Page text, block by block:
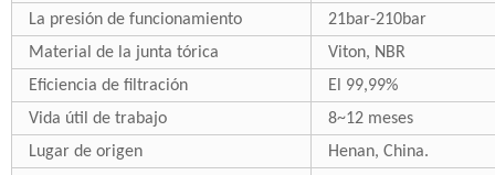
La presión de funcionamiento
21bar-210bar
Material de la junta tórica
Viton, NBR
Eficiencia de filtración
El 99,99%
Vida útil de trabajo
8~12 meses
Lugar de origen
Henan, China.